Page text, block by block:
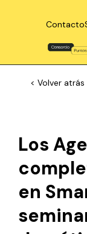
Contacto
< Volver atrás
Los
en